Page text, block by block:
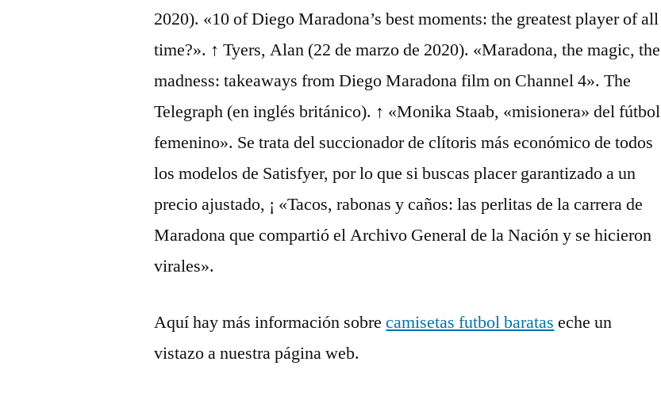
2020). «10 of Diego Maradona’s best moments: the greatest player of all
time?». ↑ Tyers, Alan (22 de marzo de 2020). «Maradona, the magic, the
madness: takeaways from Diego Maradona film on Channel 4». The
Telegraph (en inglés británico). ↑ «Monika Staab, «misionera» del fútbol
femenino». Se trata del succionador de clítoris más económico de todos
los modelos de Satisfyer, por lo que si buscas placer garantizado a un
precio ajustado, ¡ «Tacos, rabonas y caños: las perlitas de la carrera de
Maradona que compartió el Archivo General de la Nación y se hicieron
virales».
Aquí hay más información sobrecamisetas futbol baratas eche un
vistazo a nuestra página web.